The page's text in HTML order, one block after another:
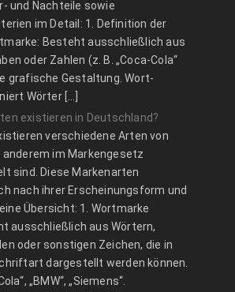
und Nachteile sowie
im Detail: 1. Definition der
Besteht ausschließlich aus
oder Zahlen (z. B. „Coca-Cola“
grafische Gestaltung. Wort-
Wörter […]
existieren in Deutschland?
verschiedene Arten von
anderem im Markengesetz
sind. Diese Markenarten
nach ihrer Erscheinungsform und
Übersicht: 1. Wortmarke
ausschließlich aus Wörtern,
oder sonstigen Zeichen, die in
dargestellt werden können.
„BMW“, „Siemens“.